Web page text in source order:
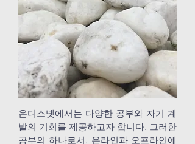
온디스넷에서는 다양한 공부와 자기 계
발의 기회를 제공하고자 합니다. 그러한
공부의 하나로서, 온라인과 오프라인에